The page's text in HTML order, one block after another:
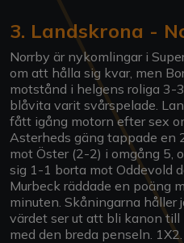
3. Landskrona -
Norrby är nykomlingar i
om att hålla sig kvar, men
motstånd i helgens roliga 3-
blåvita varit svårspelade.
fått igång motorn efter sex
Asterheds gäng tappade
mot Öster (2-2) i omgång 5,
sig 1-1 borta mot Oddevold
Murbeck räddade en poäng
minuten. Skåningarna håller
värdet ser ut att bli kanon
med den breda penseln. 1X2.